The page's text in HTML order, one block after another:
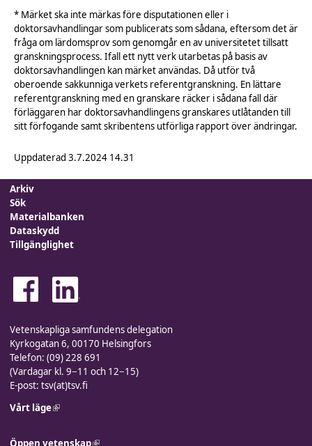
* Märket ska inte märkas före disputationen eller i
doktorsavhandlingar som publicerats som sådana, eftersom det är
fråga om lärdomsprov som genomgår en av universitetet tillsatt
granskningsprocess. Ifall ett nytt verk utarbetas på basis av
doktorsavhandlingen kan märket användas. Då utför två
oberoende sakkunniga verkets referentgranskning. En lättare
referentgranskning med en granskare räcker i sådana fall där
förläggaren har doktorsavhandlingens granskares utlåtanden till
sitt förfogande samt skribentens utförliga rapport över ändringar.
Uppdaterad 3.7.2024 14.31
Arkiv
Sök
Materialbanken
Dataskydd
Tillgänglighet
Vetenskapliga samfundens delegation
Kyrkogatan 6, 00170 Helsingfors
Telefon: (09) 228 691
(Vardagar kl. 9−11 och 12−15)
E-post: tsv(at)tsv.fi
Vårt läge(link is external)
Öppen vetenskap(link is external)